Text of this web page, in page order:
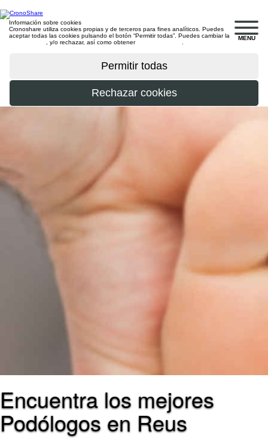
MENU
Información sobre cookies
Cronoshare utiliza cookies propias y de terceros para fines analíticos. Puedes
aceptar todas las cookies pulsando el botón “Permitir todas”. Puedes cambiar la
, y/o rechazar, así como obtener
Encuentra los mejores
Podólogos en Reus